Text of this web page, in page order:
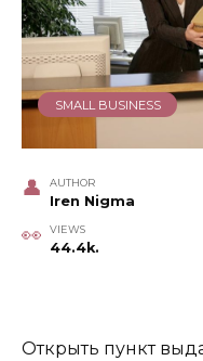
SMALL BUSINESS
AUTHOR
Iren Nigma
VIEWS
44.4k.
Открыть пункт